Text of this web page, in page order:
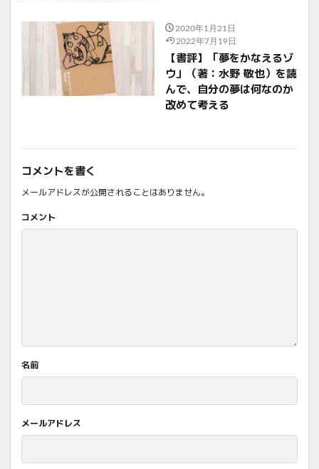
2020年1月21日
2022年7月19日
【書評】「夢をかなえるゾ
ウ」（著：水野 敬也）を読
んで、自分の夢は何なのか
改めて考える
コメントを書く
メールアドレスが公開されることはありません。
コメント
名前
メールアドレス